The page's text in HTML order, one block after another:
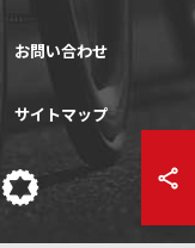
お問い合わせ
サイトマップ